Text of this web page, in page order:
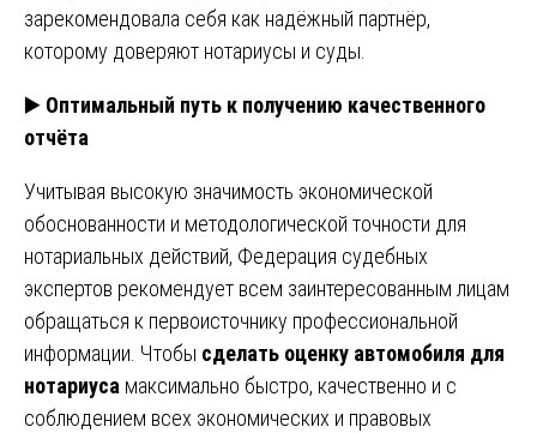
зарекомендовала себя как надёжный партнёр,
которому доверяют нотариусы и суды.
▶️ Оптимальный путь к получению качественного
отчёта
Учитывая высокую значимость экономической
обоснованности и методологической точности для
нотариальных действий, Федерация судебных
экспертов рекомендует всем заинтересованным лицам
обращаться к первоисточнику профессиональной
информации. Чтобы сделать оценку автомобиля для
нотариуса максимально быстро, качественно и с
соблюдением всех экономических и правовых